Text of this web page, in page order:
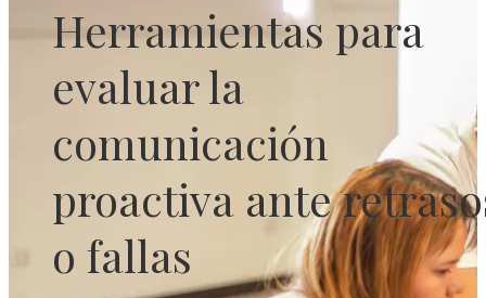
Herramientas para
evaluar la
comunicación
proactiva ante
o fallas